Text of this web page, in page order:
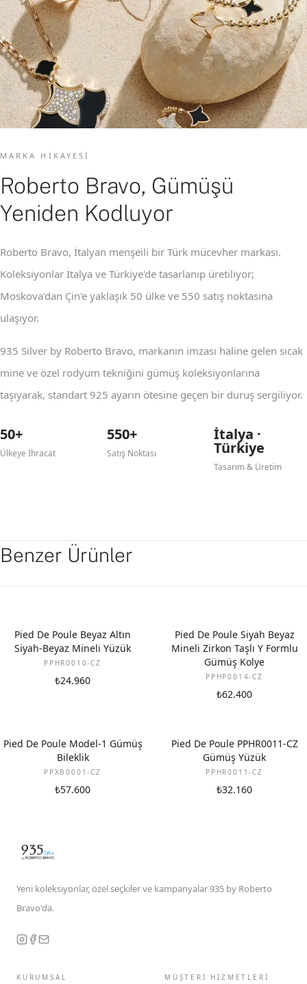
MARKA HIKAYESI
Roberto Bravo, Gümüşü
Yeniden Kodluyor
Roberto Bravo, İtalyan menşeili bir Türk mücevher markası.
Koleksiyonlar İtalya ve Türkiye'de tasarlanıp üretiliyor;
Moskova'dan Çin'e yaklaşık 50 ülke ve 550 satış noktasına
ulaşıyor.
935 Silver by Roberto Bravo, markanın imzası haline gelen sıcak
mine ve özel rodyum tekniğini gümüş koleksiyonlarına
taşıyarak, standart 925 ayarın ötesine geçen bir duruş sergiliyor.
50+
Ülkeye İhracat
550+
Satış Noktası
İtalya ·
Türkiye
Tasarım & Üretim
Benzer Ürünler
YENI
Pied De Poule Beyaz Altın
Siyah-Beyaz Mineli Yüzük
PPHR0010-CZ
₺24.960
Pied De Poule Siyah Beyaz
Mineli Zirkon Taşlı Y Formlu
Gümüş Kolye
PPHP0014-CZ
₺62.400
Pied De Poule Model-1 Gümüş
Bileklik
PPXB0001-CZ
₺57.600
Pied De Poule PPHR0011-CZ
Gümüş Yüzük
PPHR0011-CZ
₺32.160
Yeni koleksiyonlar, özel seçkiler ve kampanyalar 935 by Roberto
Bravo'da.
KURUMSAL MÜŞTERİ HİZMETLERİ